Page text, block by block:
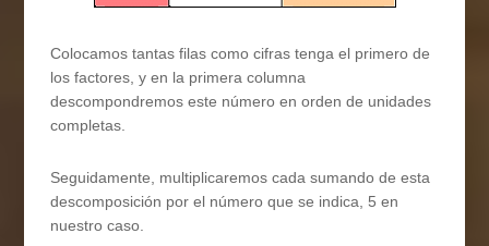
Colocamos tantas filas como cifras tenga el primero de
los factores, y en la primera columna
descompondremos este número en orden de unidades
completas.
Seguidamente, multiplicaremos cada sumando de esta
descomposición por el número que se indica, 5 en
nuestro caso.